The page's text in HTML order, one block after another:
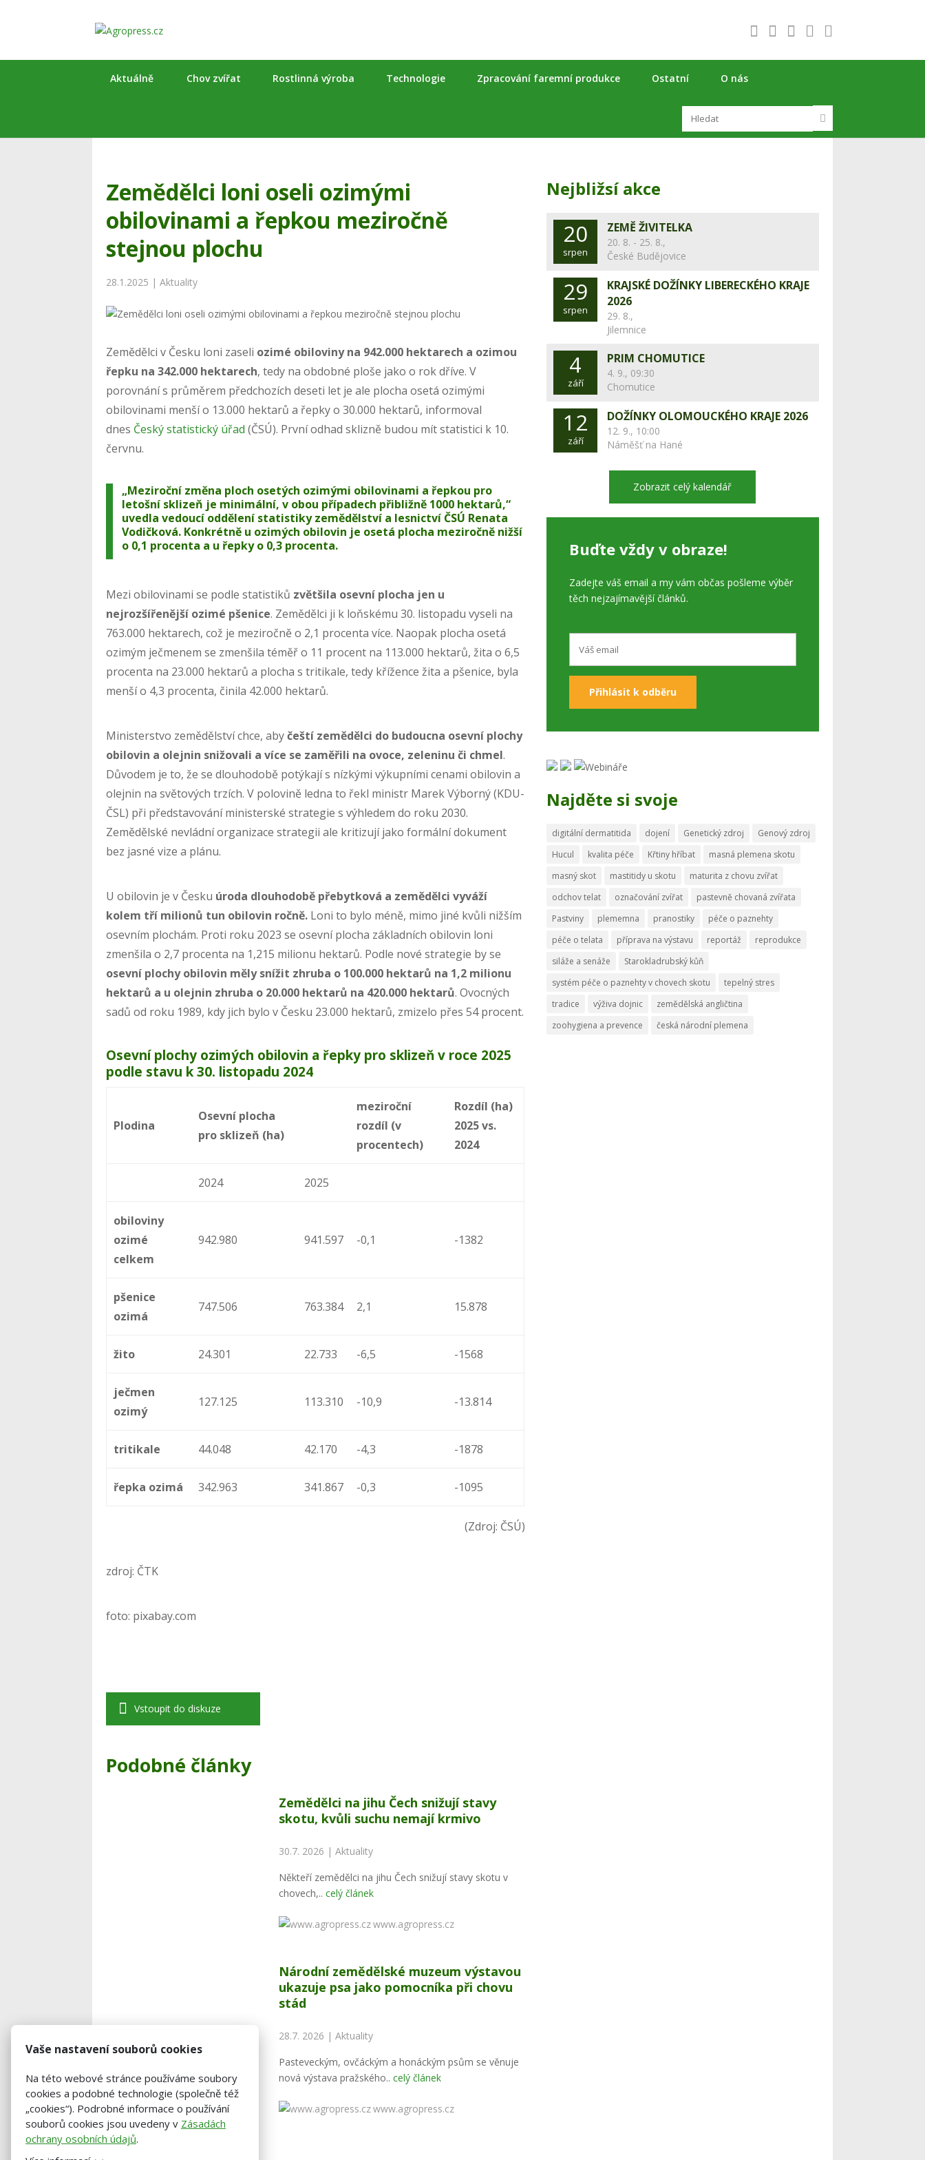
Aktuálně Chov zvířat Rostlinná výroba Technologie Zpracování faremní produkce Ostatní O nás
Zemědělci loni oseli ozimými
obilovinami a řepkou meziročně
stejnou plochu
28.1.2025 |Aktuality
Zemědělci v Česku loni zaseli ozimé obiloviny na 942.000 hektarech a ozimou
řepku na 342.000 hektarech, tedy na obdobné ploše jako o rok dříve. V
porovnání s průměrem předchozích deseti let je ale plocha osetá ozimými
obilovinami menší o 13.000 hektarů a řepky o 30.000 hektarů, informoval
dnes Český statistický úřad (ČSÚ). První odhad sklizně budou mít statistici k 10.
červnu.
„Meziroční změna ploch osetých ozimými obilovinami a řepkou pro
letošní sklizeň je minimální, v obou případech přibližně 1000 hektarů,“
uvedla vedoucí oddělení statistiky zemědělství a lesnictví ČSÚ Renata
Vodičková. Konkrétně u ozimých obilovin je osetá plocha meziročně nižší
o 0,1 procenta a u řepky o 0,3 procenta.
Mezi obilovinami se podle statistiků zvětšila osevní plocha jen u
nejrozšířenější ozimé pšenice. Zemědělci ji k loňskému 30. listopadu vyseli na
763.000 hektarech, což je meziročně o 2,1 procenta více. Naopak plocha osetá
ozimým ječmenem se zmenšila téměř o 11 procent na 113.000 hektarů, žita o 6,5
procenta na 23.000 hektarů a plocha s tritikale, tedy křížence žita a pšenice, byla
menší o 4,3 procenta, činila 42.000 hektarů.
Ministerstvo zemědělství chce, abyčeští zemědělci do budoucna osevní plochy
obilovin a olejnin snižovali a více se zaměřili na ovoce, zeleninu či chmel.
Důvodem je to, že se dlouhodobě potýkají s nízkými výkupními cenami obilovin a
olejnin na světových trzích. V polovině ledna to řekl ministr Marek Výborný (KDU-
ČSL) při představování ministerské strategie s výhledem do roku 2030.
Zemědělské nevládní organizace strategii ale kritizují jako formální dokument
bez jasné vize a plánu.
U obilovin je v Česku úroda dlouhodobě přebytková a zemědělci vyváží
kolem tří milionů tun obilovin ročně. Loni to bylo méně, mimo jiné kvůli nižším
osevním plochám. Proti roku 2023 se osevní plocha základních obilovin loni
zmenšila o 2,7 procenta na 1,215 milionu hektarů. Podle nové strategie by se
osevní plochy obilovin měly snížit zhruba o 100.000 hektarů na 1,2 milionu
hektarů a u olejnin zhruba o 20.000 hektarů na 420.000 hektarů. Ovocných
sadů od roku 1989, kdy jich bylo v Česku 23.000 hektarů, zmizelo přes 54 procent.
Osevní plochy ozimých obilovin a řepky pro sklizeň v roce 2025
podle stavu k 30. listopadu 2024
Plodina
Osevní plocha
pro sklizeň (ha)
meziroční
rozdíl (v
procentech)
Rozdíl (ha)
2025 vs.
2024
2024 2025
obiloviny
ozimé
celkem
942.980 941.597 -0,1 -1382
pšenice
ozimá
747.506 763.384 2,1 15.878
žito 24.301 22.733 -6,5 -1568
ječmen
ozimý
127.125 113.310 -10,9 -13.814
tritikale 44.048 42.170 -4,3 -1878
řepka ozimá 342.963 341.867 -0,3 -1095
(Zdroj: ČSÚ)
zdroj: ČTK
foto: pixabay.com
Vstoupit do diskuze
Podobné články
Zemědělci na jihu Čech snižují stavy
skotu, kvůli suchu nemají krmivo
30.7. 2026 | Aktuality
Někteří zemědělci na jihu Čech snižují stavy skotu v
chovech,.. celý článek
www.agropress.cz
Národní zemědělské muzeum výstavou
ukazuje psa jako pomocníka při chovu
stád
28.7. 2026 | Aktuality
Pasteveckým, ovčáckým a honáckým psům se věnuje
nová výstava pražského.. celý článek
www.agropress.cz
Nejbližsí akce
20
srpen
ZEMĚ ŽIVITELKA
20. 8. - 25. 8.,
České Budějovice
29
srpen
KRAJSKÉ DOŽÍNKY LIBERECKÉHO KRAJE
2026
29. 8.,
Jilemnice
4
září
PRIM CHOMUTICE
4. 9., 09:30
Chomutice
12
září
DOŽÍNKY OLOMOUCKÉHO KRAJE 2026
12. 9., 10:00
Náměšť na Hané
Zobrazit celý kalendář
Buďte vždy v obraze!
Zadejte váš email a my vám občas pošleme výběr
těch nejzajímavější článků.
Najděte si svoje
digitální dermatitida dojení Genetický zdroj
Genový zdroj
Hucul
kvalita péče Křtiny hříbat
masná plemena skotu
masný skot
mastitidy u skotu
maturita z chovu zvířat
odchov telat
označování zvířat
pastevně chovaná zvířata
Pastviny
plememna pranostiky
péče o paznehty
péče o telata
příprava na výstavu reportáž
reprodukce
siláže a senáže
Starokladrubský kůň
systém péče o paznehty v chovech skotu
tepelný stres
tradice
výživa dojnic
zemědělská angličtina
zoohygiena a prevence
česká národní plemena
Vaše nastavení souborů cookies
Na této webové stránce používáme soubory
cookies a podobné technologie (společně též
„cookies“). Podrobné informace o používání
souborů cookies jsou uvedeny v Zásadách
ochrany osobních údajů.